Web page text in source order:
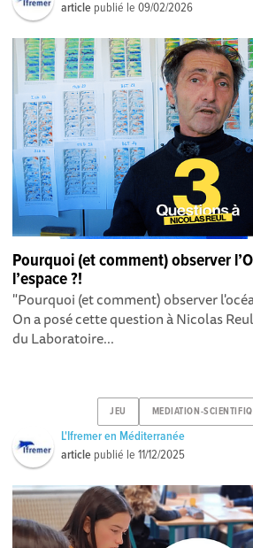
article publié le09/02/2026
Pourquoi (et comment) observer
l’espace ?!
"Pourquoi (et comment) observer
On a posé cette question à Nicolas
du Laboratoire...
JEU MEDIATION-
L'Ifremer en Méditerranée
article publié le11/12/2025